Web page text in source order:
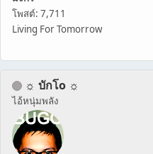
โพสต์: 7,711
Living For Tomorrow
☼ บักโo ☼
ไอ้หนุ่มพลัง